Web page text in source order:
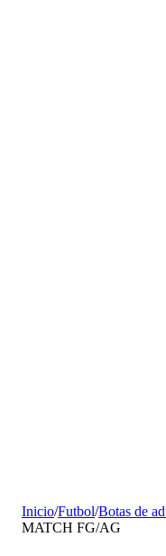
Inicio/Futbol/Botas de
MATCH FG/AG